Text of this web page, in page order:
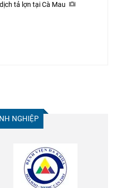
tả lợn tại Cà Mau
NGHIỆP